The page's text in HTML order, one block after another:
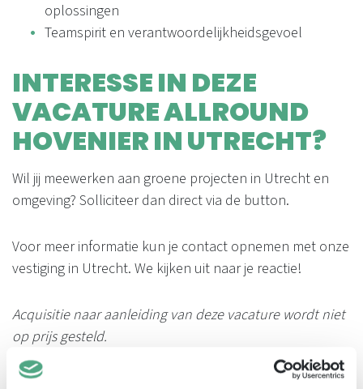
oplossingen
Teamspirit en verantwoordelijkheidsgevoel
INTERESSE IN DEZE
VACATURE ALLROUND
HOVENIER IN UTRECHT?
Wil jij meewerken aan groene projecten in Utrecht en
omgeving? Solliciteer dan direct via de button.
Voor meer informatie kun je contact opnemen met onze
vestiging in Utrecht. We kijken uit naar je reactie!
Acquisitie naar aanleiding van deze vacature wordt niet
op prijs gesteld.